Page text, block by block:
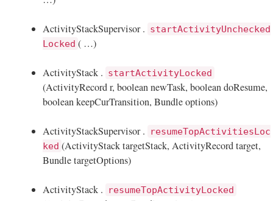
ActivityStackSupervisor . startActivityUnchecked
Locked ( …)
ActivityStack . startActivityLocked
(ActivityRecord r, boolean newTask, boolean doResume,
boolean keepCurTransition, Bundle options)
ActivityStackSupervisor .
resumeTopActivitiesLoc
ked (ActivityStack targetStack, ActivityRecord target,
Bundle targetOptions)
ActivityStack . resumeTopActivityLocked